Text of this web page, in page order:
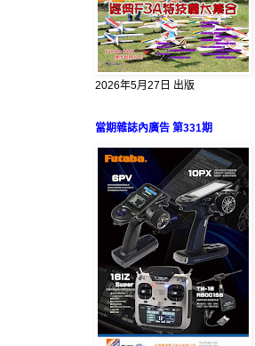
2026年5月27日 出版
當期雜誌內廣告 第331期